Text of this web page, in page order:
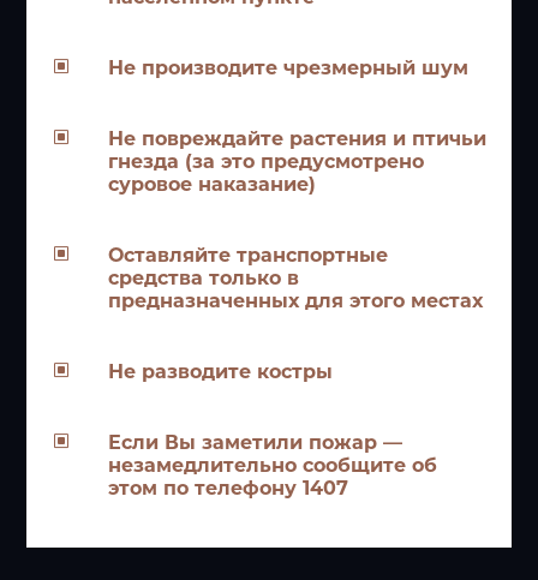
W Не производите чрезмерный шум
W
Не повреждайте растения и птичьи
гнезда (за это предусмотрено
суровое наказание)
W
Оставляйте транспортные
средства только в
предназначенных для этого местах
W Не разводите костры
W
Если Вы заметили пожар —
незамедлительно сообщите об
этом по телефону 1407